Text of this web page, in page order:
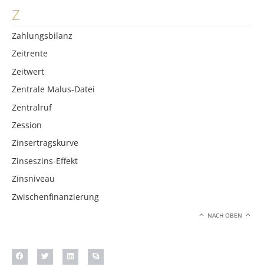
Z
Zahlungsbilanz
Zeitrente
Zeitwert
Zentrale Malus-Datei
Zentralruf
Zession
Zinsertragskurve
Zinseszins-Effekt
Zinsniveau
Zwischenfinanzierung
NACH OBEN